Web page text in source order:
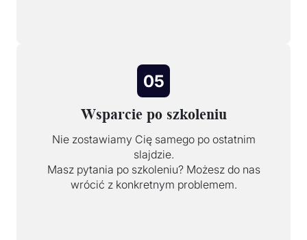
05
Wsparcie po szkoleniu
Nie zostawiamy Cię samego po ostatnim
slajdzie.
Masz pytania po szkoleniu? Możesz do nas
wrócić z konkretnym problemem.